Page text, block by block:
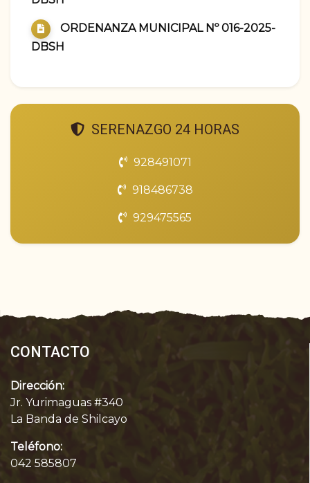
ORDENANZA MUNICIPAL Nº 016-2025-
DBSH
SERENAZGO 24 HORAS
928491071
918486738
929475565
CONTACTO
Dirección:
Jr. Yurimaguas #340
La Banda de Shilcayo
Teléfono:
042 585807